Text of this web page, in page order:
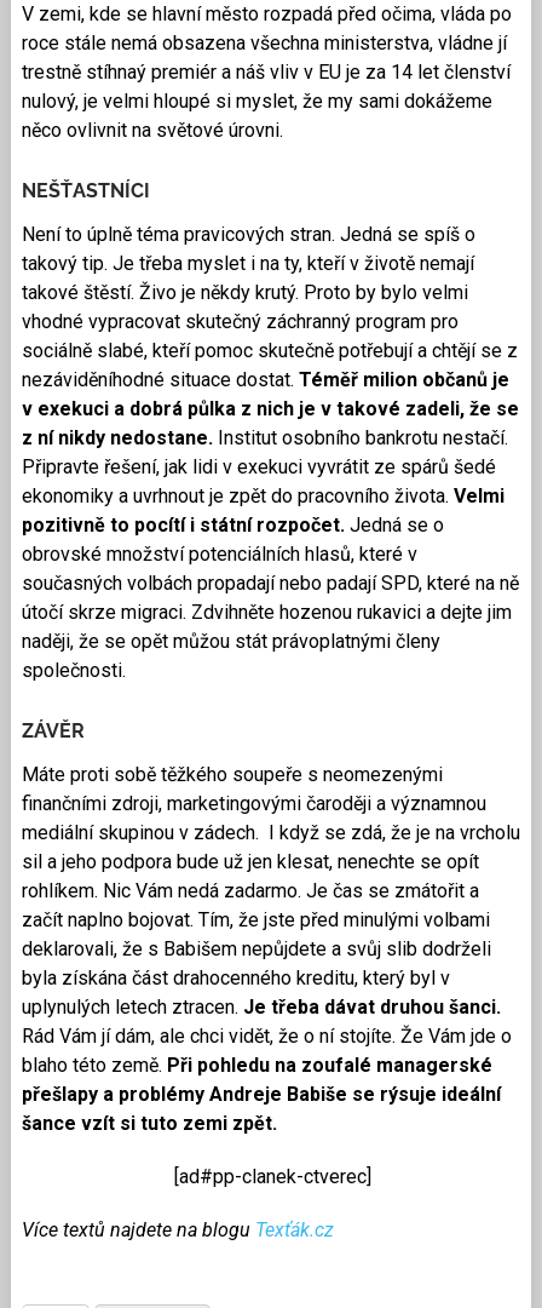
V zemi, kde se hlavní město rozpadá před očima, vláda po
roce stále nemá obsazena všechna ministerstva, vládne jí
trestně stíhnaý premiér a náš vliv v EU je za 14 let členství
nulový, je velmi hloupé si myslet, že my sami dokážeme
něco ovlivnit na světové úrovni.
NEŠŤASTNÍCI
Není to úplně téma pravicových stran. Jedná se spíš o
takový tip. Je třeba myslet i na ty, kteří v životě nemají
takové štěstí. Živo je někdy krutý. Proto by bylo velmi
vhodné vypracovat skutečný záchranný program pro
sociálně slabé, kteří pomoc skutečně potřebují a chtějí se z
nezáviděníhodné situace dostat. Téměř milion občanů je
v exekuci a dobrá půlka z nich je v takové zadeli, že se
z ní nikdy nedostane. Institut osobního bankrotu nestačí.
Připravte řešení, jak lidi v exekuci vyvrátit ze spárů šedé
ekonomiky a uvrhnout je zpět do pracovního života. Velmi
pozitivně to pocítí i státní rozpočet. Jedná se o
obrovské množství potenciálních hlasů, které v
současných volbách propadají nebo padají SPD, které na ně
útočí skrze migraci. Zdvihněte hozenou rukavici a dejte jim
naději, že se opět můžou stát právoplatnými členy
společnosti.
ZÁVĚR
Máte proti sobě těžkého soupeře s neomezenými
finančními zdroji, marketingovými čaroději a významnou
mediální skupinou v zádech. I když se zdá, že je na vrcholu
sil a jeho podpora bude už jen klesat, nenechte se opít
rohlíkem. Nic Vám nedá zadarmo. Je čas se zmátořit a
začít naplno bojovat. Tím, že jste před minulými volbami
deklarovali, že s Babišem nepůjdete a svůj slib dodrželi
byla získána část drahocenného kreditu, který byl v
uplynulých letech ztracen. Je třeba dávat druhou šanci.
Rád Vám jí dám, ale chci vidět, že o ní stojíte. Že Vám jde o
blaho této země. Při pohledu na zoufalé managerské
přešlapy a problémy Andreje Babiše se rýsuje ideální
šance vzít si tuto zemi zpět.
[ad#pp-clanek-ctverec]
Více textů najdete na blogu Texťák.cz